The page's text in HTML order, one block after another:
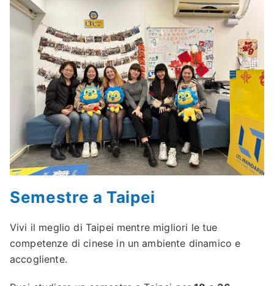
Semestre a Taipei
Vivi il meglio di Taipei mentre migliori le tue
competenze di cinese in un ambiente dinamico e
accogliente.